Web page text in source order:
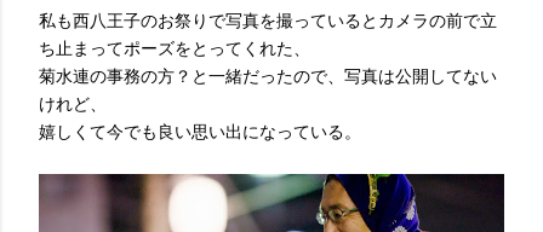
私も西八王子のお祭りで写真を撮っているとカメラの前で立
ち止まってポーズをとってくれた、
菊水連の事務の方？と一緒だったので、写真は公開してない
けれど、
嬉しくて今でも良い思い出になっている。